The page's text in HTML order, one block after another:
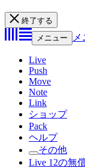
終了する
メニュー
Live
Push
Move
Note
Link
ショップ
Pack
ヘルプ
その他
Live 12の無